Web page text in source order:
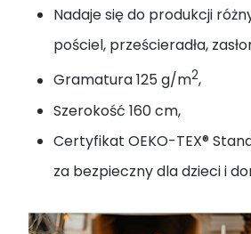
Nadaje się do produkcji
pościel, prześcieradła,
Gramatura 125 g/m2,
Szerokość 160 cm,
Certyfikat OEKO-TEX®
za bezpieczny dla dzieci i